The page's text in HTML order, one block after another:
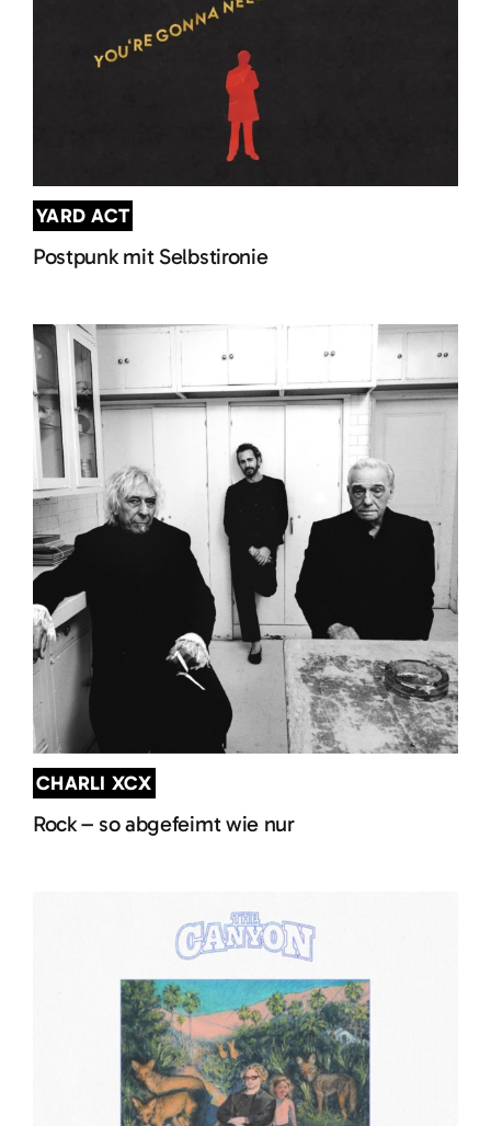
YARD ACT
Postpunk mit Selbstironie
CHARLI XCX
Rock – so abgefeimt wie nur